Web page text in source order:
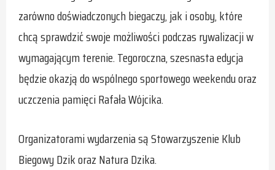
zarówno doświadczonych biegaczy, jak i osoby, które
chcą sprawdzić swoje możliwości podczas rywalizacji w
wymagającym terenie. Tegoroczna, szesnasta edycja
będzie okazją do wspólnego sportowego weekendu oraz
uczczenia pamięci Rafała Wójcika.
Organizatorami wydarzenia są Stowarzyszenie Klub
Biegowy Dzik oraz Natura Dzika.